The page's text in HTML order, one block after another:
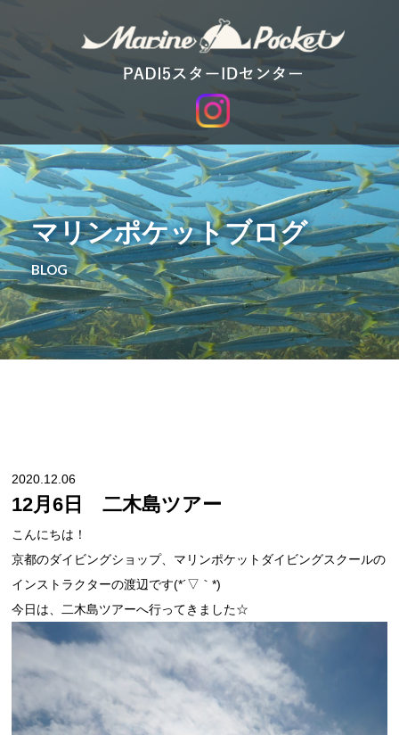
マリンポケットブログ
BLOG
2020.12.06
12月6日 二木島ツアー
こんにちは！
京都のダイビングショップ、マリンポケットダイビングスクールの
インストラクターの渡辺です(*´▽｀*)
今日は、二木島ツアーへ行ってきました☆